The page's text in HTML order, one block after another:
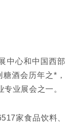
中心和中国西部
酒会历年之*，
业展会之一。
家食品饮料、